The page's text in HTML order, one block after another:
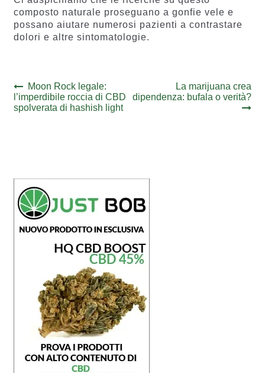
composto naturale proseguano a gonfie vele e
possano aiutare numerosi pazienti a contrastare
dolori e altre sintomatologie.
Navigazione
articoli
Previous
post:
Moon Rock legale:
l’imperdibile roccia di CBD
spolverata di hashish light
Next
post:
La marijuana crea
dipendenza: bufala o verità?